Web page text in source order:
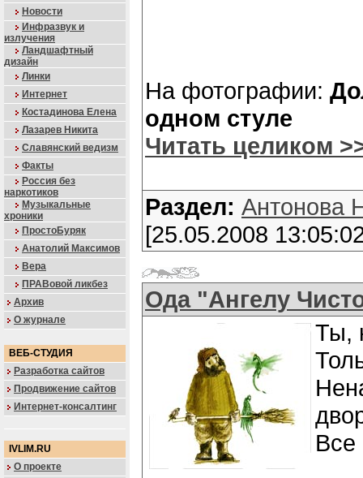
Новости
Инфразвук и
излучения
Ландшафтный
дизайн
Линки
Интернет
Костадинова Елена
Лазарев Никита
Славянский ведизм
Факты
Россия без
наркотиков
Музыкальные
хроники
ПростоБуряк
Анатолий Максимов
Вера
ПРАВовой ликбез
Архив
О журнале
ВЕБ-СТУДИЯ
Разработка сайтов
Продвижение сайтов
Интернет-консалтинг
IVLIM.RU
О проекте
На фотографии:
одном стуле
Читать целиком
Раздел: Антонова
[25.05.2008
Ода "Ангелу
Ты,
Все